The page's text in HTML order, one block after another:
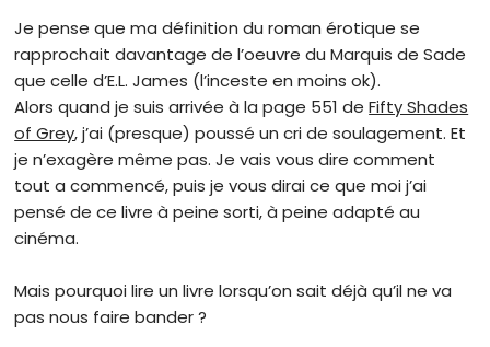
Je pense que ma définition du roman érotique se
rapprochait davantage de l’oeuvre du Marquis de Sade
que celle d’E.L. James (l’inceste en moins ok).
Alors quand je suis arrivée à la page 551 deFifty Shades
of Grey, j’ai (presque) poussé un cri de soulagement. Et
je n’exagère même pas. Je vais vous dire comment
tout a commencé, puis je vous dirai ce que moi j’ai
pensé de ce livre à peine sorti, à peine adapté au
cinéma.
Mais pourquoi lire un livre lorsqu’on sait déjà qu’il ne va
pas nous faire bander ?